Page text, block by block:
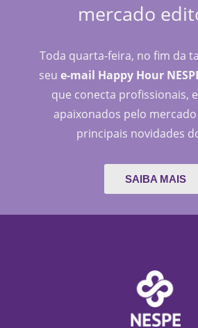
mercado
Toda quarta-feira, no fim da
seue-mail Happy Hour
que conecta profissionais,
apaixonados pelo
principais novidades
SAIBA MAIS